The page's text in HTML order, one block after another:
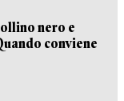
nero e
conviene